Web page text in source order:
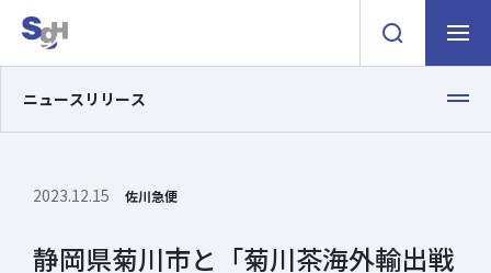
検索窓を開く
ニュースリリース
2023.12.15 佐川急便
静岡県菊川市と「菊川茶海外輸出戦